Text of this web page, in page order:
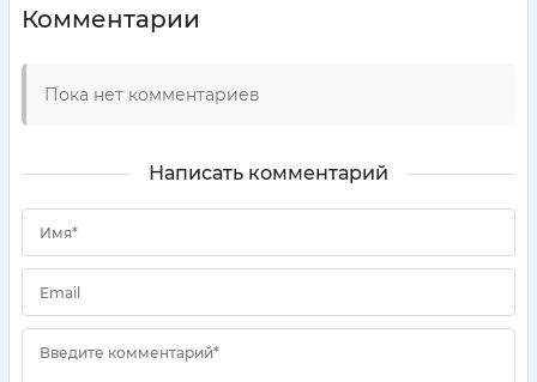
Комментарии
Пока нет комментариев
Написать комментарий
Имя*
Email
Введите комментарий*